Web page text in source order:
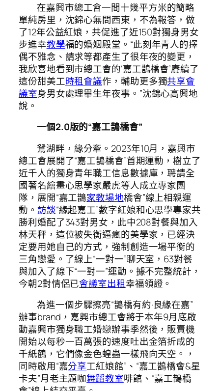
在嘉興市總工會一間十幾平方米的簡略
單純房里，沈錦心無問西東，不為報答，做
了12年公益紅娘，共促進了近150對獨身男女
步進幸教學福的婚姻殿堂。“此刻年青人的擇
偶不雅念、請求等都產生了很年夜的變更，
我欣喜地看到市總工會的‘嘉工鵲橋會’賡續了
這份甜美工時租會議作，輔助更多獨共享會
議室身男女處理畢生年夜事。”沈錦心高興地
說。
一個2.0版的“嘉工鵲橋會”
鴛湖畔，緣分牽。2023年10月，嘉興市
總工會展開了“嘉工鵲橋會”首期運動，樹立了
近千人的獨身青年職工信息數據庫，聘請全
國著名繪畫心思學家嚴虎等人成立專家團
隊，展開“嘉工鵲家教場地橋會”線上相親運
動。 訪談“緣起嘉工”數字紅娘和心思學專家共
勝利婚配了343對男女，此中208對餐與加入
林天秤，這位被失衡逼瘋的美學家，已經決
定要用她自己的方式，強制創造一場平衡的
三角戀愛。了線上“一對一”聊天室，63對餐
與加入了線下“一對一”運動。據不完整統計，
今朝2對情侶已會議室出租幸福領證。
為進一個步驟擦亮“鵲橋有約·良緣在嘉”
辦事brand，嘉興市總工會將于本年9月底啟
動嘉興市獨身職工婚戀辦事季然後，販賣機
開始以每秒一百萬張的速度吐出金箔折成的
千紙鶴，它們像金色蝗蟲一樣飛向天空。，
同時啟用“嘉分享工紅娘館”、“嘉工鵲橋會&星
卡夫”月老主題咖舞蹈教室啡館、“嘉工鵲橋